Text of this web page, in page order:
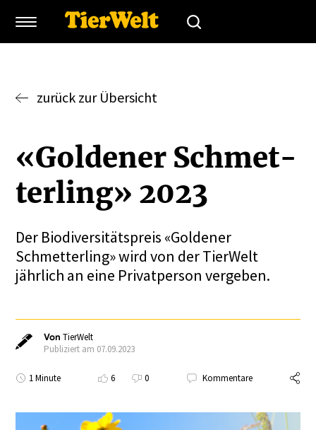
zurück zur Übersicht
«Goldener Schmet­
terling» 2023
Der Biodiversitätspreis «Goldener
Schmetterling» wird von der TierWelt
jährlich an eine Privatperson vergeben.
VonTierWelt
Publiziert am 07.09.2023
1 Minute 6 0 Kommentare